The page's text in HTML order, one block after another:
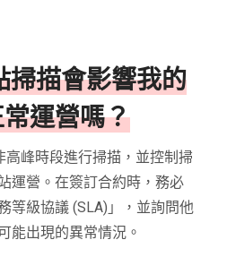
掃描會影響我的
運營嗎？
高峰時段進行掃描，並控制掃
運營。在簽訂合約時，務必
等級協議 (SLA)」，並詢問他
能出現的異常情況。